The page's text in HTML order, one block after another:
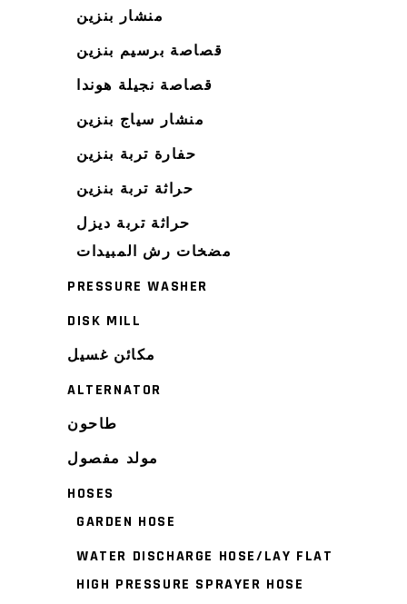
منشار بنزين
قصاصة برسيم بنزين
قصاصة نجيلة هوندا
منشار سياج بنزين
حفارة تربة بنزين
حراثة تربة بنزين
حراثة تربة ديزل
مضخات رش المبيدات
PRESSURE WASHER
DISK MILL
مكائن غسيل
ALTERNATOR
طاحون
مولد مفصول
HOSES
GARDEN HOSE
WATER DISCHARGE HOSE/LAY FLAT
HIGH PRESSURE SPRAYER HOSE